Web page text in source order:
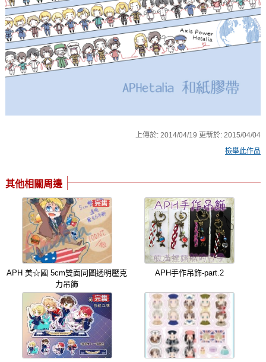
上傳於: 2014/04/19 更新於: 2015/04/04
檢舉此作品
其他相關周邊
APH 美☆國 5cm雙面同圖透明壓克
力吊飾
APH手作吊飾-part.2